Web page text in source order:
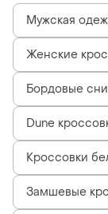
Мужская
Женские
Бордовые
Dune
Кроссовки
Замшевые